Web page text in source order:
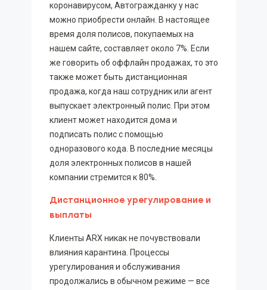
коронавирусом, Автогражданку у нас
можно приобрести онлайн. В настоящее
время доля полисов, покупаемых на
нашем сайте, составляет около 7%. Если
же говорить об оффлайн продажах, то это
также может быть дистанционная
продажа, когда наш сотрудник или агент
выпускает электронный полис. При этом
клиент может находится дома и
подписать полис с помощью
одноразового кода. В последние месяцы
доля электронных полисов в нашей
компании стремится к 80%.
Дистанционное урегулирование и
выплаты
Клиенты ARX никак не почувствовали
влияния карантина. Процессы
урегулирования и обслуживания
продолжались в обычном режиме — все